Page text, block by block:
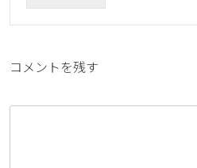
コメントを残す